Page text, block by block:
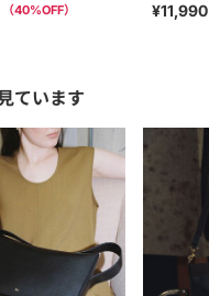
（40%OFF） ¥11,990